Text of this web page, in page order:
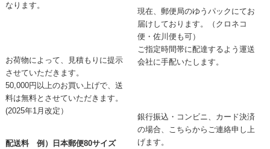
なります。
お荷物によって、見積もりに提示
させていただきます。
50,000円以上のお買い上げで、送
料は無料とさせていただきます。
(2025年1月改定）
配送料 例）日本郵便80サイズ
現在、郵便局のゆうパックにてお
届けしております。（クロネコ
便・佐川便も可）
ご指定時間帯に配達するよう運送
会社に手配いたします。
銀行振込・コンビニ、カード決済
の場合、こちらからご連絡申し上
げます。